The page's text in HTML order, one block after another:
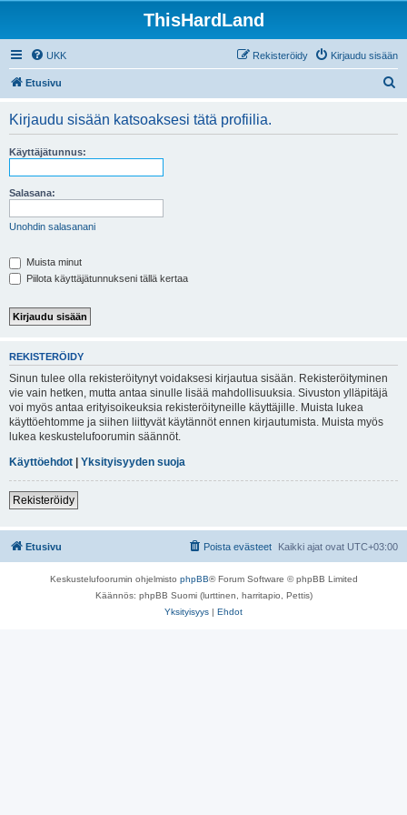
ThisHardLand
UKK Kirjaudu sisään
Rekisteröidy
Etusivu
Kirjaudu sisään katsoaksesi tätä profiilia.
Käyttäjätunnus:
Salasana:
Unohdin salasanani
Muista minut
Piilota käyttäjätunnukseni tällä kertaa
REKISTERÖIDY
Sinun tulee olla rekisteröitynyt voidaksesi kirjautua sisään. Rekisteröityminen
vie vain hetken, mutta antaa sinulle lisää mahdollisuuksia. Sivuston ylläpitäjä
voi myös antaa erityisoikeuksia rekisteröityneille käyttäjille. Muista lukea
käyttöehtomme ja siihen liittyvät käytännöt ennen kirjautumista. Muista myös
lukea keskustelufoorumin säännöt.
Käyttöehdot | Yksityisyyden suoja
Rekisteröidy
Etusivu Kaikki ajat ovat UTC+03:00
Poista evästeet
Keskustelufoorumin ohjelmisto phpBB® Forum Software © phpBB Limited
Käännös: phpBB Suomi (lurttinen, harritapio, Pettis)
Yksityisyys | Ehdot